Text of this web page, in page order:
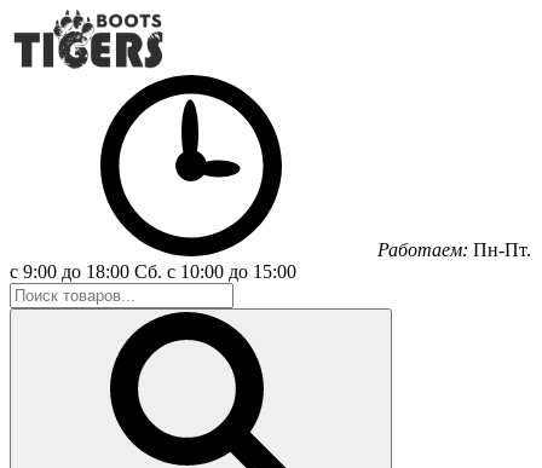
Работаем: Пн-Пт.
с 9:00 до 18:00 Сб. с 10:00 до 15:00